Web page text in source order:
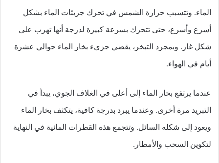
الماء. وتتسبب حرارة الشمس في تحرك جزيئات الماء بشكل
أسرع وأسرع، حتى تتحرك بسرعة كبيرة لدرجة أنها تهرب على
شكل غاز. وبمجرد التبخر، يقضي جزيء بخار الماء حوالي عشرة
أيام في الهواء.
عندما يرتفع بخار الماء إلى أعلى في الغلاف الجوي، يبدأ في
التبريد مرة أخرى. وعندما يبرد بدرجة كافية، يتكثف بخار الماء
ويعود إلى شكله السائل. وتتجمع هذه القطرات المائية في النهاية
لتكوين السحب والأمطار.